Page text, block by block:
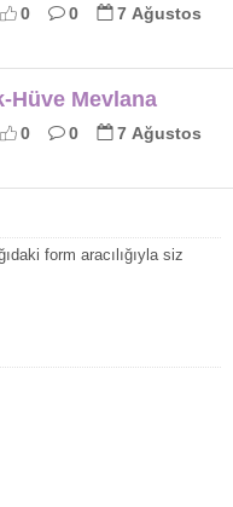
0 0
7 Ağustos
Hüve Mevlana
0 0
7 Ağustos
form aracılığıyla siz